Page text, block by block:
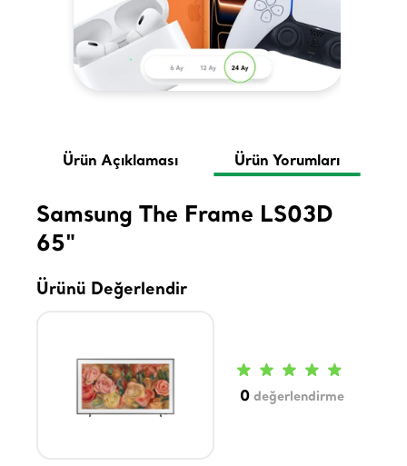
Ürün Açıklaması Ürün Yorumları
Samsung The Frame LS03D
65"
Ürünü Değerlendir
0 değerlendirme